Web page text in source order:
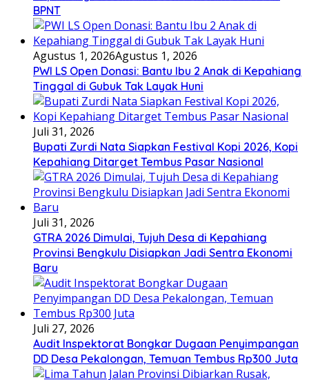
BPNT
Agustus 1, 2026Agustus 1, 2026
PWI LS Open Donasi: Bantu Ibu 2 Anak di Kepahiang
Tinggal di Gubuk Tak Layak Huni
Juli 31, 2026
Bupati Zurdi Nata Siapkan Festival Kopi 2026, Kopi
Kepahiang Ditarget Tembus Pasar Nasional
Juli 31, 2026
GTRA 2026 Dimulai, Tujuh Desa di Kepahiang
Provinsi Bengkulu Disiapkan Jadi Sentra Ekonomi
Baru
Juli 27, 2026
Audit Inspektorat Bongkar Dugaan Penyimpangan
DD Desa Pekalongan, Temuan Tembus Rp300 Juta